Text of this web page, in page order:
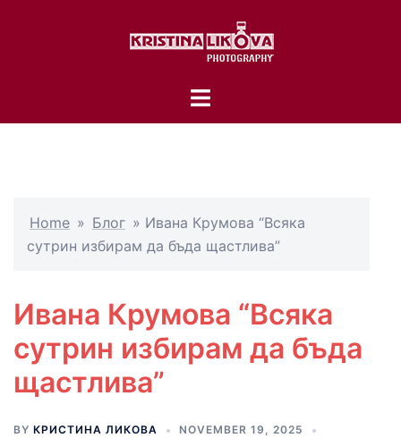
Toggle
Home » Блог » Ивана Крумова “Всяка
сутрин избирам да бъда щастлива”
Ивана Крумова “Всяка
сутрин избирам да бъда
щастлива”
BY КРИСТИНА ЛИКОВА
NOVEMBER 19, 2025